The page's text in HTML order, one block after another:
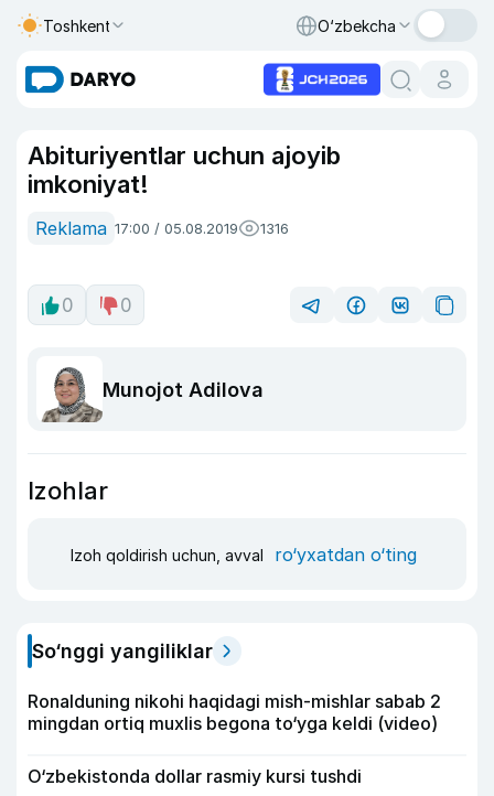
Toshkent O‘zbekcha
Abituriyentlar uchun ajoyib
imkoniyat!
Reklama 17:00 / 05.08.2019 1316
0 0
Munojot Adilova
Izohlar
Izoh qoldirish uchun, avval ro‘yxatdan o‘ting
So‘nggi yangiliklar
Ronalduning nikohi haqidagi mish-mishlar sabab 2
mingdan ortiq muxlis begona to‘yga keldi (video)
O‘zbekistonda dollar rasmiy kursi tushdi